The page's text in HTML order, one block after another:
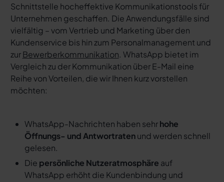
Schnittstelle hocheffektive Kommunikationstools für
Unternehmen geschaffen. Die Anwendungsfälle sind
vielfältig – vom Vertrieb und Marketing über den
Kundenservice bis hin zum Personalmanagement und
zurBewerberkommunikation. WhatsApp bietet im
Vergleich zu der Kommunikation über E-Mail eine
Reihe von Vorteilen, die wir Ihnen kurz vorstellen
möchten:
WhatsApp-Nachrichten haben sehrhohe
Öffnungs- und Antwortratenund werden schnell
gelesen.
Die persönliche Nutzeratmosphäre auf
WhatsApp erhöht die Kundenbindung und